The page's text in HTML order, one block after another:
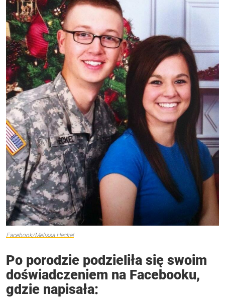
Facebook/Melissa Heckel
Po porodzie podzieliła się swoim
doświadczeniem na Facebooku,
gdzie napisała: